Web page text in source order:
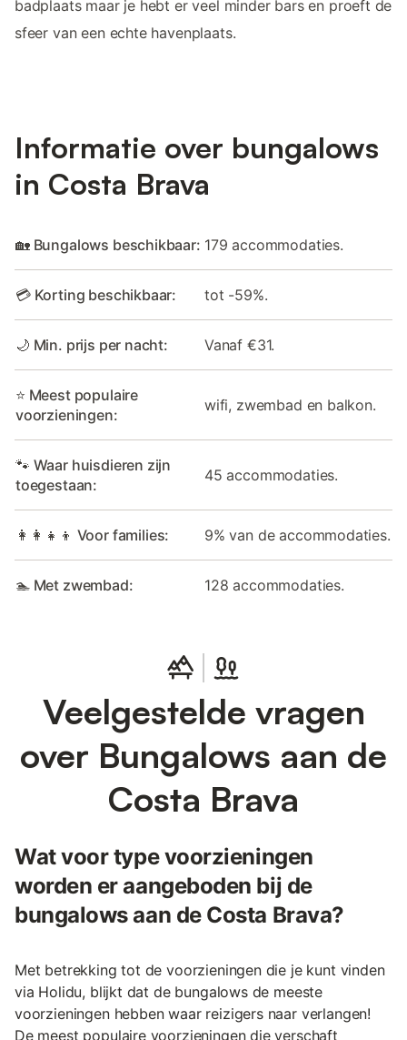
badplaats maar je hebt er veel minder bars en proeft de
sfeer van een echte havenplaats.
Informatie over bungalows
in Costa Brava
🏡 Bungalows beschikbaar: 179 accommodaties.
💳 Korting beschikbaar: tot -59%.
🌙 Min. prijs per nacht: Vanaf €31.
⭐ Meest populaire
voorzieningen:
wifi, zwembad en balkon.
🐾 Waar huisdieren zijn
toegestaan:
45 accommodaties.
👩‍👩‍👧‍👦 Voor families: 9% van de accommodaties.
🏊 Met zwembad: 128 accommodaties.
Veelgestelde vragen
over Bungalows aan de
Costa Brava
Wat voor type voorzieningen
worden er aangeboden bij de
bungalows aan de Costa Brava?
Met betrekking tot de voorzieningen die je kunt vinden
via Holidu, blijkt dat de bungalows de meeste
voorzieningen hebben waar reizigers naar verlangen!
De meest populaire voorzieningen die verschaft